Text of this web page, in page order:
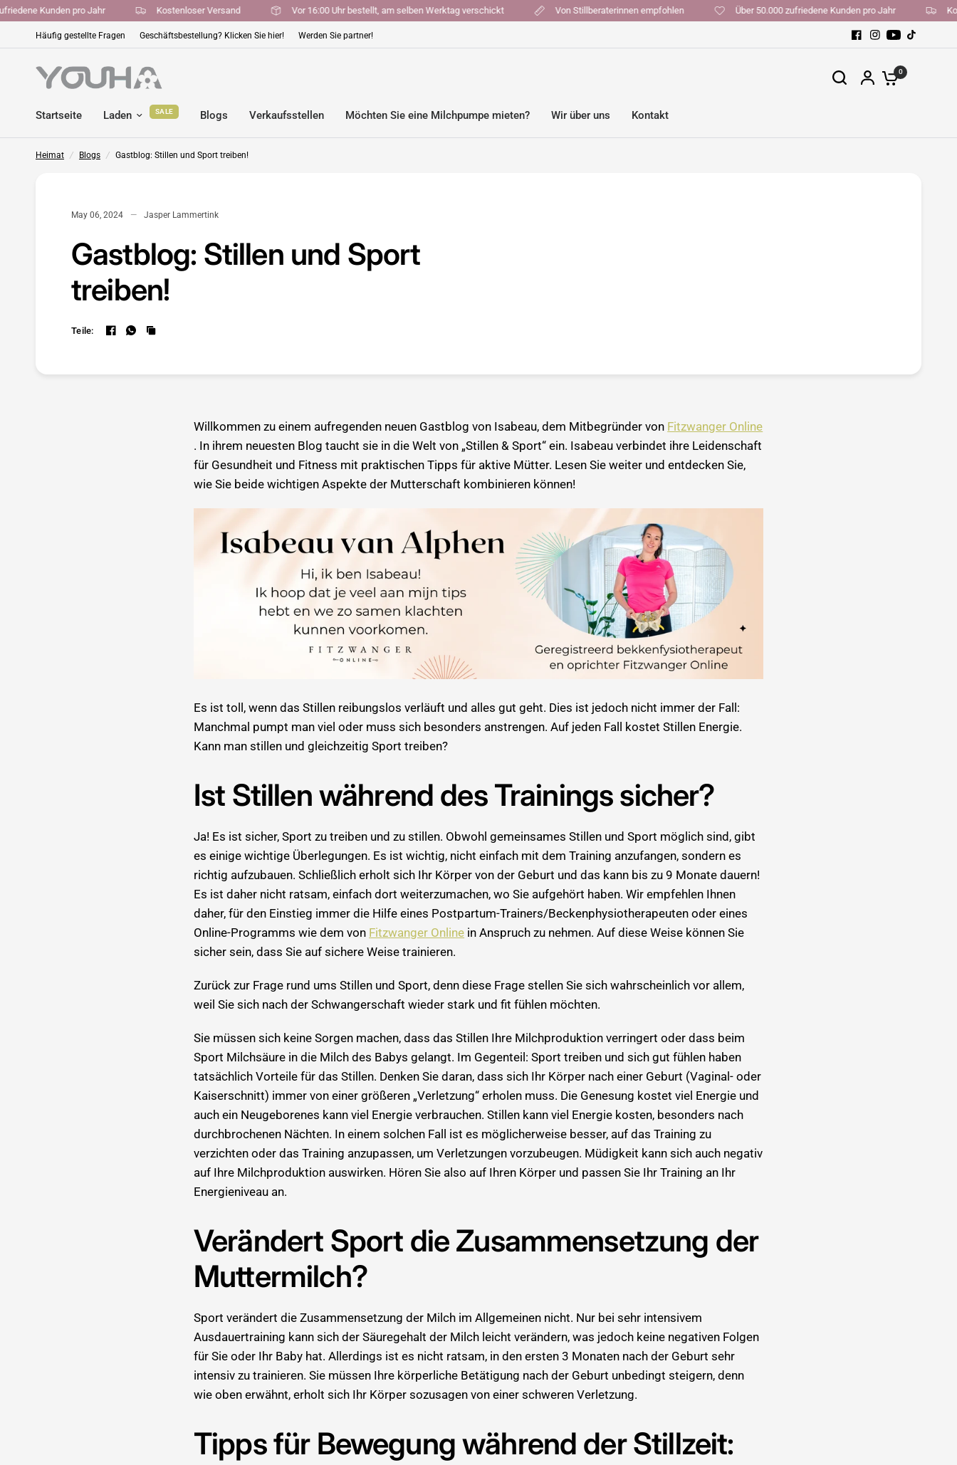
zufriedene Kunden pro Jahr Kostenloser Versand Vor 16:00 Uhr bestellt, am selben Werktag verschickt Von Stillberaterinnen empfohlen Über 50.000 zufriedene Kunden pro Jahr
Häufig gestellte Fragen Geschäftsbestellung? Klicken Sie hier! Werden Sie partner!
0
Startseite Laden SALE Blogs Verkaufsstellen Möchten Sie eine Milchpumpe mieten? Wir über uns Kontakt
Heimat / Blogs / Gastblog: Stillen und Sport treiben!
May 06, 2024 Jasper Lammertink
Gastblog: Stillen und Sport
treiben!
Teile:
Willkommen zu einem aufregenden neuen Gastblog von Isabeau, dem Mitbegründer von Fitzwanger Online
. In ihrem neuesten Blog taucht sie in die Welt von „Stillen & Sport“ ein. Isabeau verbindet ihre Leidenschaft
für Gesundheit und Fitness mit praktischen Tipps für aktive Mütter. Lesen Sie weiter und entdecken Sie,
wie Sie beide wichtigen Aspekte der Mutterschaft kombinieren können!
Es ist toll, wenn das Stillen reibungslos verläuft und alles gut geht. Dies ist jedoch nicht immer der Fall:
Manchmal pumpt man viel oder muss sich besonders anstrengen. Auf jeden Fall kostet Stillen Energie.
Kann man stillen und gleichzeitig Sport treiben?
Ist Stillen während des Trainings sicher?
Ja! Es ist sicher, Sport zu treiben und zu stillen. Obwohl gemeinsames Stillen und Sport möglich sind, gibt
es einige wichtige Überlegungen. Es ist wichtig, nicht einfach mit dem Training anzufangen, sondern es
richtig aufzubauen. Schließlich erholt sich Ihr Körper von der Geburt und das kann bis zu 9 Monate dauern!
Es ist daher nicht ratsam, einfach dort weiterzumachen, wo Sie aufgehört haben. Wir empfehlen Ihnen
daher, für den Einstieg immer die Hilfe eines Postpartum-Trainers/Beckenphysiotherapeuten oder eines
Online-Programms wie dem von Fitzwanger Online in Anspruch zu nehmen. Auf diese Weise können Sie
sicher sein, dass Sie auf sichere Weise trainieren.
Zurück zur Frage rund ums Stillen und Sport, denn diese Frage stellen Sie sich wahrscheinlich vor allem,
weil Sie sich nach der Schwangerschaft wieder stark und fit fühlen möchten.
Sie müssen sich keine Sorgen machen, dass das Stillen Ihre Milchproduktion verringert oder dass beim
Sport Milchsäure in die Milch des Babys gelangt. Im Gegenteil: Sport treiben und sich gut fühlen haben
tatsächlich Vorteile für das Stillen. Denken Sie daran, dass sich Ihr Körper nach einer Geburt (Vaginal- oder
Kaiserschnitt) immer von einer größeren „Verletzung“ erholen muss. Die Genesung kostet viel Energie und
auch ein Neugeborenes kann viel Energie verbrauchen. Stillen kann viel Energie kosten, besonders nach
durchbrochenen Nächten. In einem solchen Fall ist es möglicherweise besser, auf das Training zu
verzichten oder das Training anzupassen, um Verletzungen vorzubeugen. Müdigkeit kann sich auch negativ
auf Ihre Milchproduktion auswirken. Hören Sie also auf Ihren Körper und passen Sie Ihr Training an Ihr
Energieniveau an.
Verändert Sport die Zusammensetzung der
Muttermilch?
Sport verändert die Zusammensetzung der Milch im Allgemeinen nicht. Nur bei sehr intensivem
Ausdauertraining kann sich der Säuregehalt der Milch leicht verändern, was jedoch keine negativen Folgen
für Sie oder Ihr Baby hat. Allerdings ist es nicht ratsam, in den ersten 3 Monaten nach der Geburt sehr
intensiv zu trainieren. Sie müssen Ihre körperliche Betätigung nach der Geburt unbedingt steigern, denn
wie oben erwähnt, erholt sich Ihr Körper sozusagen von einer schweren Verletzung.
Tipps für Bewegung während der Stillzeit: